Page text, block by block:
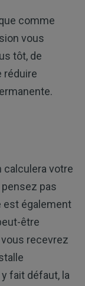
comme
vous
tôt, de
réduire
calculera votre
pas
également
être
recevrez
fait défaut, la